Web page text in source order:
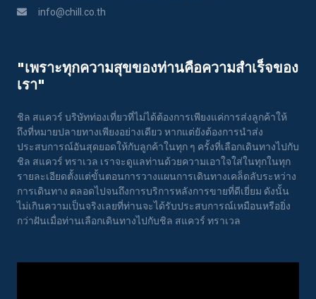
info@chill.co.th
"เพราะทุกความสุขของท่านคือความสําเร็จของ
เรา"
ชิล สแควร์ บริษัทท่องเที่ยวที่ไม่ได้ต้องการเพียงแค่การส่งลูกค้าให้
ถึงที่หมายปลายทางเพียงอย่างเดียว หากแต่ยังต้องการนำส่ง
ประสบการณ์อันสุดยอดให้กับลูกค้าในทุก ๆ ครั้งที่เลือกเดินทางไปกับ
ชิล สแควร์ ทราเวล เราจะดูแลท่านด้วยความเอาใจใส่ในทุกในทุก
รายละเอียดตั้งแต่ขั้นตอนการวางแผนการเดินทางเคล็ดลับระหว่าง
การเดินทาง ตลอดไปจนถึงการบริการหลังการขายที่ดีเยี่ยม ดังนั้น
ไม่เกินความเป็นจริงเลยที่ท่านจะได้รับประสบการณ์เหมือนหรือยิ่ง
กว่าฝันเมื่อท่านเลือกเดินทางไปกับชิล สแควร์ ทราเวล